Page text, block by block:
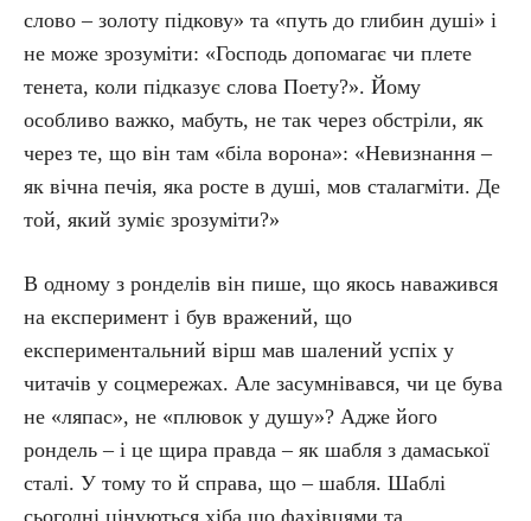
слово – золоту підкову» та «путь до глибин душі» і
не може зрозуміти: «Господь допомагає чи плете
тенета, коли підказує слова Поету?». Йому
особливо важко, мабуть, не так через обстріли, як
через те, що він там «біла ворона»: «Невизнання –
як вічна печія, яка росте в душі, мов сталагміти. Де
той, який зуміє зрозуміти?»
В одному з ронделів він пише, що якось наважився
на експеримент і був вражений, що
експериментальний вірш мав шалений успіх у
читачів у соцмережах. Але засумнівався, чи це бува
не «ляпас», не «плювок у душу»? Адже його
рондель – і це щира правда – як шабля з дамаської
сталі. У тому то й справа, що – шабля. Шаблі
сьогодні цінуються хіба що фахівцями та